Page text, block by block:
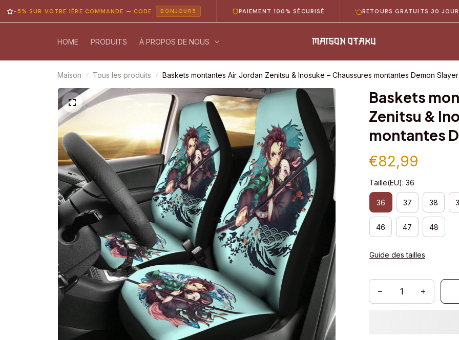
VOTRE 1ÈRE COMMANDE — CODE BONJOUR5 PAIEMENT 100% SÉCURISÉ RETOURS GRATUITS 30 JOURS
HOME PRODUITS À PROPOS DE NOUS
Maison Tous les produits Baskets montantes Air Jordan Zenitsu & Inosuke – Chaussures montantes Demon Slayer
Baskets
Zenitsu &
montantes
€82,99
Taille(EU): 36
36 37 38
46 47 48
Guide des tailles